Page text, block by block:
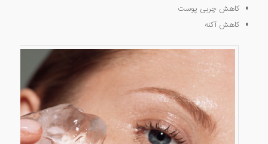
کاهش چربی پوست
کاهش آکنه